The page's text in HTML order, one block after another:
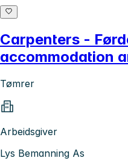
Carpenters -
accommodation
Tømrer
Arbeidsgiver
Lys Bemanning As